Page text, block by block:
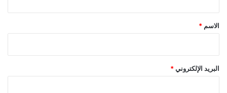
*
الاسم *
البريد الإلكتروني *